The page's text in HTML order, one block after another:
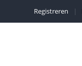
|
Registreren